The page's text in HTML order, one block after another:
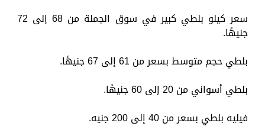
سعر كيلو بلطي كبير في سوق الجملة من 68 إلى 72
جنيهًا.
بلطي حجم متوسط بسعر من 61 إلى 67 جنيهًا.
بلطي أسواني من 20 إلى 60 جنيهًا.
فيليه بلطي بسعر من 40 إلى 200 جنيه.